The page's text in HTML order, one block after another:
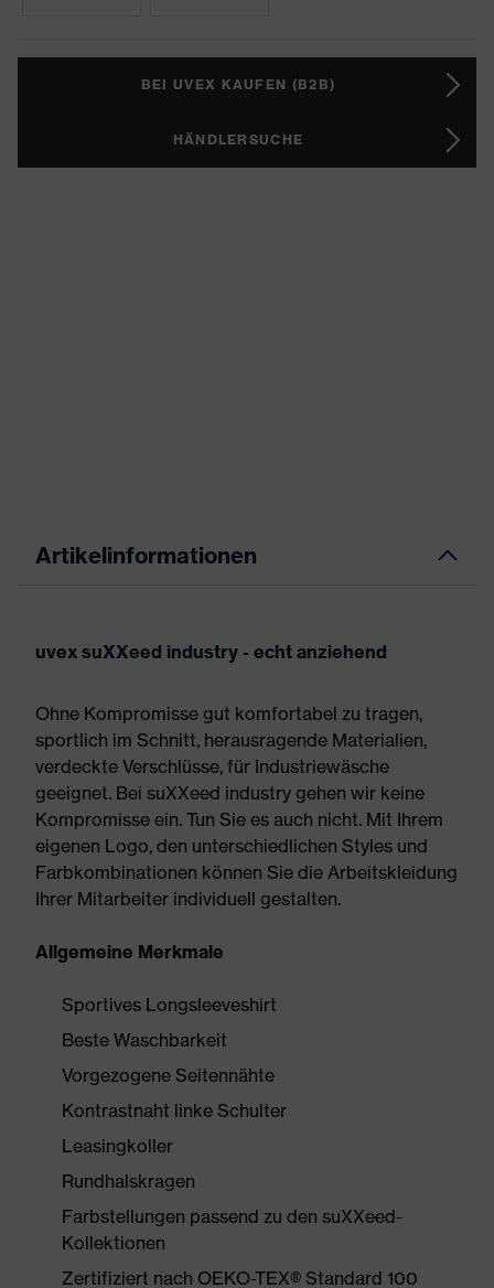
BEI UVEX KAUFEN (B2B)
HÄNDLERSUCHE
Artikelinformationen
uvex suXXeed industry - echt anziehend
Ohne Kompromisse gut komfortabel zu tragen,
sportlich im Schnitt, herausragende Materialien,
verdeckte Verschlüsse, für Industriewäsche
geeignet. Bei suXXeed industry gehen wir keine
Kompromisse ein. Tun Sie es auch nicht. Mit Ihrem
eigenen Logo, den unterschiedlichen Styles und
Farbkombinationen können Sie die Arbeitskleidung
Ihrer Mitarbeiter individuell gestalten.
Allgemeine Merkmale
Sportives Longsleeveshirt
Beste Waschbarkeit
Vorgezogene Seitennähte
Kontrastnaht linke Schulter
Leasingkoller
Rundhalskragen
Farbstellungen passend zu den suXXeed-
Kollektionen
Zertifiziert nach OEKO-TEX® Standard 100